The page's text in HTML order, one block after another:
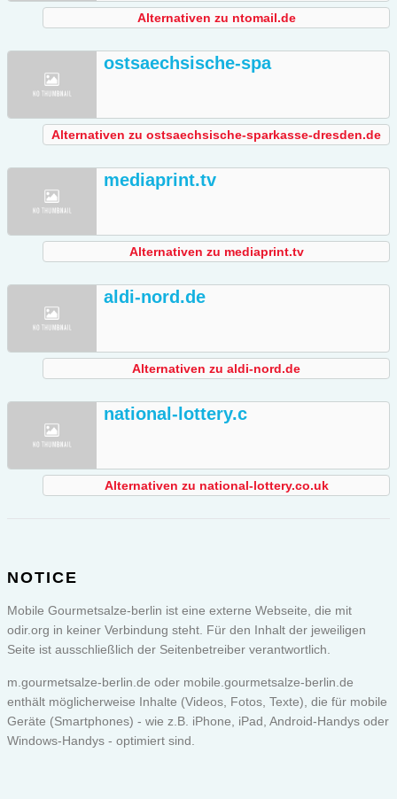
Alternativen zu ntomail.de
ostsaechsische-spa
Alternativen zu ostsaechsische-sparkasse-dresden.de
mediaprint.tv
Alternativen zu mediaprint.tv
aldi-nord.de
Alternativen zu aldi-nord.de
national-lottery.c
Alternativen zu national-lottery.co.uk
NOTICE
Mobile Gourmetsalze-berlin ist eine externe Webseite, die mit
odir.org in keiner Verbindung steht. Für den Inhalt der jeweiligen
Seite ist ausschließlich der Seitenbetreiber verantwortlich.
m.gourmetsalze-berlin.de oder mobile.gourmetsalze-berlin.de
enthält möglicherweise Inhalte (Videos, Fotos, Texte), die für mobile
Geräte (Smartphones) - wie z.B. iPhone, iPad, Android-Handys oder
Windows-Handys - optimiert sind.